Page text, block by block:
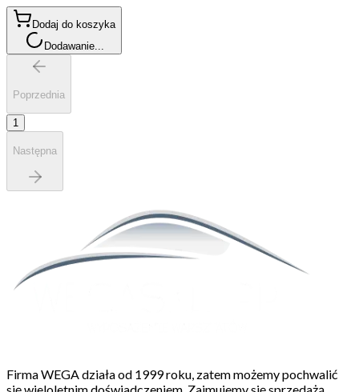
Dodaj do koszyka
Dodawanie...
Poprzednia
1
Następna
Firma WEGA działa od 1999 roku, zatem możemy pochwalić